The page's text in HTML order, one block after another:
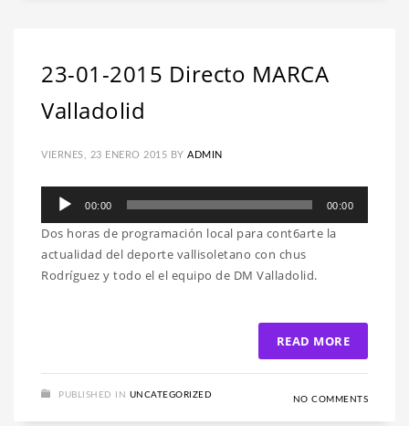
23-01-2015 Directo MARCA
Valladolid
VIERNES, 23 ENERO 2015 BY ADMIN
Reproductor
audio
00:00 00:00
Dos horas de programación local para cont6arte la
actualidad del deporte vallisoletano con chus
Rodríguez y todo el el equipo de DM Valladolid.
READ MORE
PUBLISHED IN UNCATEGORIZED NO COMMENTS